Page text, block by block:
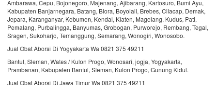
Ambarawa, Cepu, Bojonegoro, Majenang, Ajibarang, Kartosuro, Bumi Ayu,
Kabupaten Banjarnegara, Batang, Blora, Boyolali, Brebes, Cilacap, Demak,
Jepara, Karanganyar, Kebumen, Kendal, Klaten, Magelang, Kudus, Pati,
Pemalang, Purbalingga, Banyumas, Grobogan, Purworejo, Rembang, Tegal,
Sragen, Sukoharjo, Temanggung, Semarang, Wonogiri, Wonosobo.
Jual Obat Aborsi Di Yogyakarta Wa 0821 375 49211
Bantul, Sleman, Wates / Kulon Progo, Wonosari, jogja, Yogyakarta,
Prambanan, Kabupaten Bantul, Sleman, Kulon Progo, Gunung Kidul.
Jual Obat Aborsi Di Jawa Timur Wa 0821 375 49211